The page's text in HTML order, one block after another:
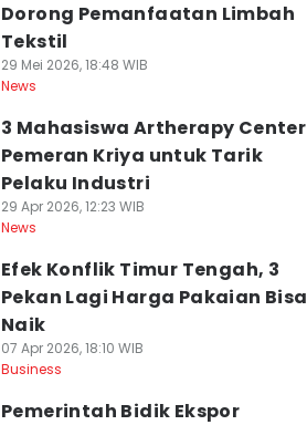
Dorong Pemanfaatan Limbah
Tekstil
29 Mei 2026, 18:48 WIB
News
3 Mahasiswa Artherapy Center
Pemeran Kriya untuk Tarik
Pelaku Industri
29 Apr 2026, 12:23 WIB
News
Efek Konflik Timur Tengah, 3
Pekan Lagi Harga Pakaian Bisa
Naik
07 Apr 2026, 18:10 WIB
Business
Pemerintah Bidik Ekspor